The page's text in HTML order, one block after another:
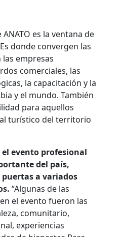
es la ventana de
donde convergen las
empresas
comerciales, las
la capacitación y la
y el mundo. También
para aquellos
turístico del territorio
el evento profesional
del país,
a variados
“Algunas de las
el evento fueron las
comunitario,
experiencias